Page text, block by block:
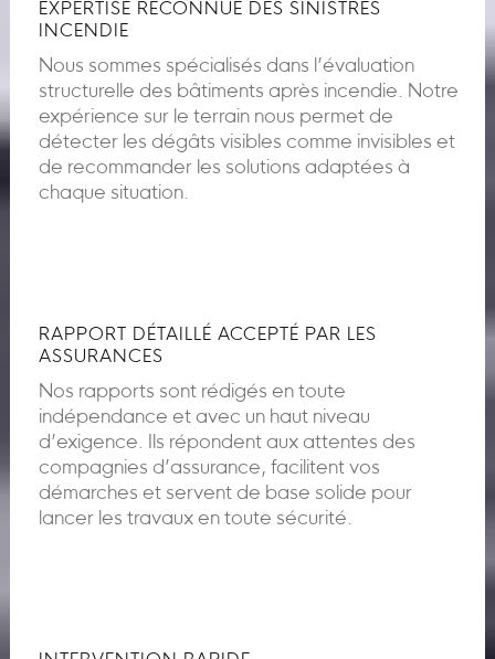
EXPERTISE RECONNUE DES SINISTRES
INCENDIE
Nous sommes spécialisés dans l’évaluation
structurelle des bâtiments après incendie. Notre
expérience sur le terrain nous permet de
détecter les dégâts visibles comme invisibles et
de recommander les solutions adaptées à
chaque situation.
RAPPORT DÉTAILLÉ ACCEPTÉ PAR LES
ASSURANCES
Nos rapports sont rédigés en toute
indépendance et avec un haut niveau
d’exigence. Ils répondent aux attentes des
compagnies d’assurance, facilitent vos
démarches et servent de base solide pour
lancer les travaux en toute sécurité.